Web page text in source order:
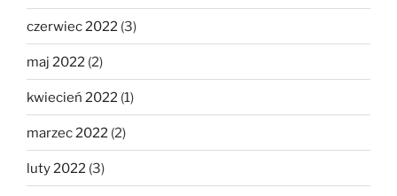
czerwiec 2022 (3)
maj 2022 (2)
kwiecień 2022 (1)
marzec 2022 (2)
luty 2022 (3)